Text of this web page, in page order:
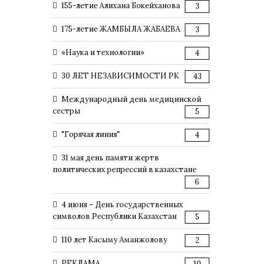
155-летие Алихана Бокейханова 3
175-летие ЖАМБЫЛА ЖАБАЕВА 3
«Наука и технологии» 4
30 ЛЕТ НЕЗАВИСИМОСТИ РК 43
Международный день медицинской
сестры
5
"Горячая линия" 4
31 мая день памяти жертв
политических репрессий в казахстане
6
4 июня – День государственных
символов Республики Казахстан
5
110 лет Касыму Аманжолову 2